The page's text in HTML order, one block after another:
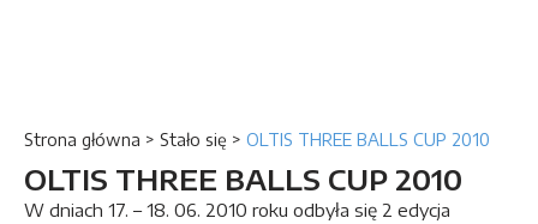
Strona główna > Stało się > OLTIS THREE BALLS CUP 2010
OLTIS THREE BALLS CUP 2010
W dniach 17. – 18. 06. 2010 roku odbyła się 2 edycja